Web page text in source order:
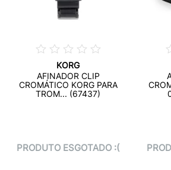
KORG
AFINADOR CLIP
CROMÁTICO KORG PARA
TROM... (67437)
PRODUTO ESGOTADO :(